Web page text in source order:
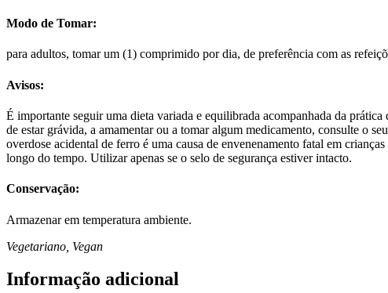
Modo de Tomar:
para adultos, tomar um (1) comprimido por dia, de preferência com as
Avisos:
É importante seguir uma dieta variada e equilibrada acompanhada da
de estar grávida, a amamentar ou a tomar algum medicamento, consulte o
overdose acidental de ferro é uma causa de envenenamento fatal em
longo do tempo. Utilizar apenas se o selo de segurança estiver intacto.
Conservação:
Armazenar em temperatura ambiente.
Vegetariano, Vegan
Informação adicional